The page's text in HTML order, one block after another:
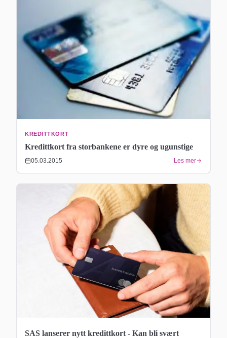
KREDITTKORT
Kredittkort fra storbankene er dyre og ugunstige
05.03.2015 Les mer
SAS lanserer nytt kredittkort - Kan bli svært